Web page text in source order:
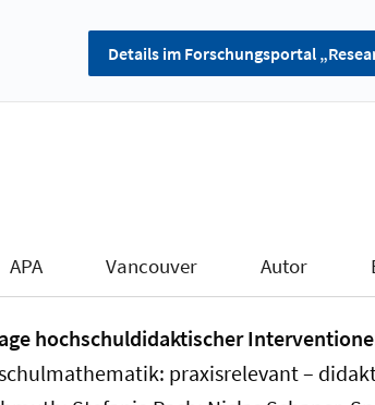
Details im Forschungsportal
APA Vancouver Autor
hochschuldidaktischer
praxisrelevant –